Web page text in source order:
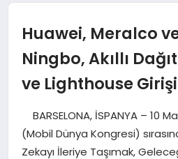
MAGAZIN
EĞITIM
Huawei, Meralco
Ningbo, Akıllı
ve Lighthouse
BARSELONA, İSPANYA – 10
(Mobil Dünya Kongresi)
Zekayı İleriye Taşımak,